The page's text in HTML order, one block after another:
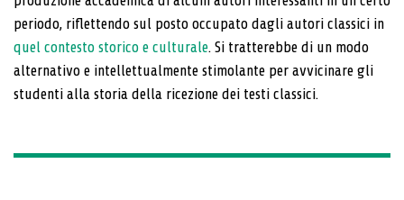
periodo, riflettendo sul posto occupato dagli autori classici in
quel contesto storico e culturale. Si tratterebbe di un modo
alternativo e intellettualmente stimolante per avvicinare gli
studenti alla storia della ricezione dei testi classici.